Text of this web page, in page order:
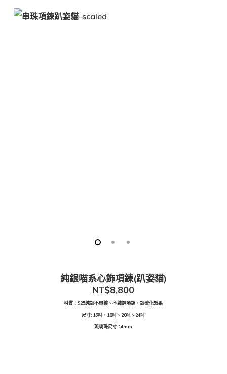
純銀喵系心飾項鍊(趴姿貓)
NT$8,800
材質：925純銀不電鍍、不鏽鋼項鍊、銀硫化效果
尺寸: 16吋、18吋、20吋、24吋
琉璃珠尺寸:14mm